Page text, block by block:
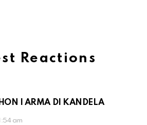
Reactions
I ARMA DI KANDELA
am